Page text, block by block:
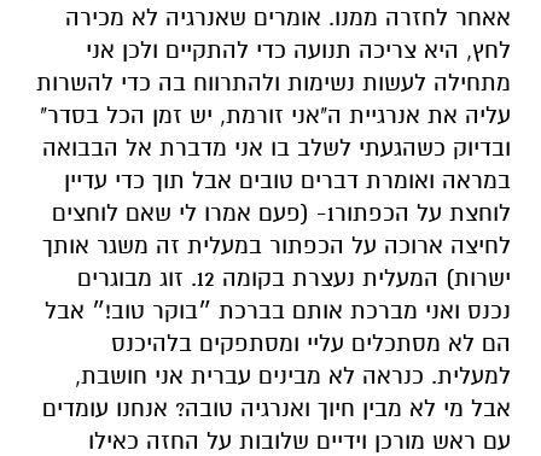
אאחר לחזרה ממנו. אומרים שאנרגיה לא מכירה
לחץ, היא צריכה תנועה כדי להתקיים ולכן אני
מתחילה לעשות נשימות ולהתרווח בה כדי להשרות
עליה את אנרגיית ה"אני זורמת, יש זמן הכל בסדר"
ובדיוק כשהגעתי לשלב בו אני מדברת אל הבבואה
במראה ואומרת דברים טובים אבל תוך כדי עדיין
לוחצת על הכפתור1- (פעם אמרו לי שאם לוחצים
לחיצה ארוכה על הכפתור במעלית זה משגר אותך
ישרות
) המעלית נעצרת בקומה 12. זוג מבוגרים
נכנס ואני מברכת אותם בברכת ״בוקר טוב!״ אבל
הם לא מסתכלים עליי ומסתפקים בלהיכנס
למעלית. כנראה לא מבינים עברית אני חושבת,
אבל מי לא מבין חיוך ואנרגיה טובה? אנחנו עומדים
עם ראש מורכן וידיים שלובות על החזה כאילו